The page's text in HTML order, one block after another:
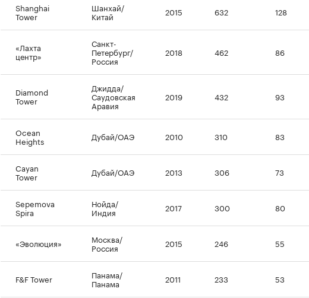
Shanghai
Tower
Шанхай/
Китай 2015 632 128
«Лахта
центр»
Санкт-
Петербург/
Россия
2018 462 86
Diamond
Tower
Джидда/
Саудовская
Аравия
2019 432 93
Ocean
Heights Дубай/ОАЭ 2010 310 83
Cayan
Tower Дубай/ОАЭ 2013 306 73
Sepemova
Spira
Нойда/
Индия 2017 300 80
«Эволюция» Москва/
Россия 2015 246 55
F&F Tower Панама/
Панама 2011 233 53